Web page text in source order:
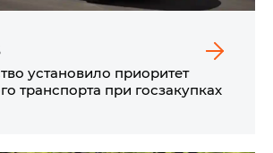
установило приоритет
транспорта при госзакупках